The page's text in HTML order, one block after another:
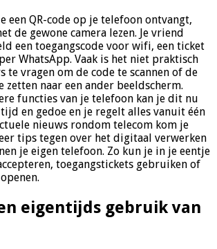
een QR-code op je telefoon ontvangt,
de gewone camera lezen. Je vriend
een toegangscode voor wifi, een ticket
WhatsApp. Vaak is het niet praktisch
te vragen om de code te scannen of de
naar een ander beeldscherm.
functies van je telefoon kan je dit nu
en gedoe en je regelt alles vanuit één
nieuws rondom telecom kom je
tips tegen over het digitaal verwerken
je eigen telefoon. Zo kun je in je eentje
toegangstickets gebruiken of
eigentijds gebruik van